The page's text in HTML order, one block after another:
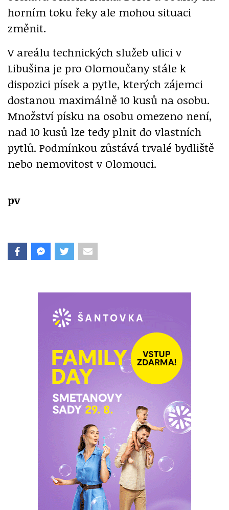
horním toku řeky ale mohou situaci
změnit.
V areálu technických služeb ulici v
Libušina je pro Olomoučany stále k
dispozici písek a pytle, kterých zájemci
dostanou maximálně 10 kusů na osobu.
Množství písku na osobu omezeno není,
nad 10 kusů lze tedy plnit do vlastních
pytlů. Podmínkou zůstává trvalé bydliště
nebo nemovitost v Olomouci.
pv